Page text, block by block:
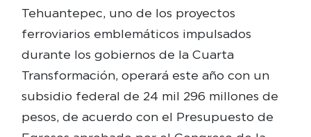
Tehuantepec, uno de los proyectos
ferroviarios emblemáticos impulsados
durante los gobiernos de la Cuarta
Transformación, operará este año con un
subsidio federal de 24 mil 296 millones de
pesos, de acuerdo con el Presupuesto de